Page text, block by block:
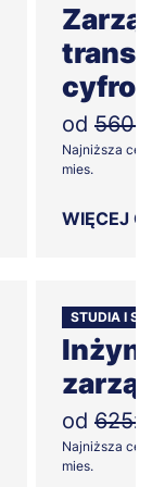
od 560zł
Najniższa
mies.
WIĘCEJ
STUDIA I
od 625zł
Najniższa
mies.